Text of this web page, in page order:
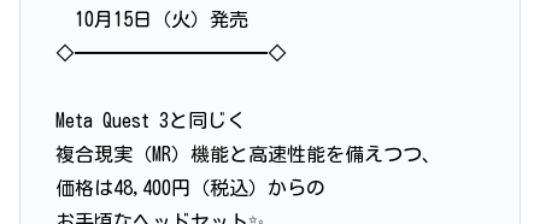
10月15日（火）発売
◇━━━━━━━━━━◇
Meta Quest 3と同じく
複合現実（MR）機能と高速性能を備えつつ、
価格は48,400円（税込）からの